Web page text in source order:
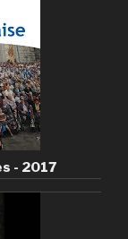
- 2017